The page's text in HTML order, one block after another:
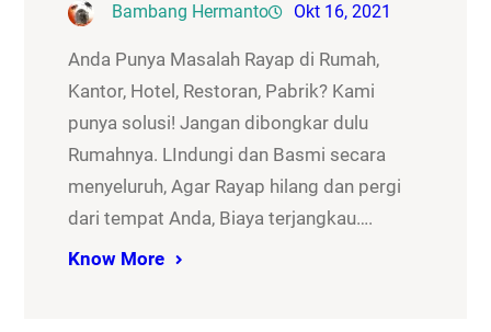
Bambang Hermanto Okt 16, 2021
Anda Punya Masalah Rayap di Rumah,
Kantor, Hotel, Restoran, Pabrik? Kami
punya solusi! Jangan dibongkar dulu
Rumahnya. LIndungi dan Basmi secara
menyeluruh, Agar Rayap hilang dan pergi
dari tempat Anda, Biaya terjangkau….
Know More